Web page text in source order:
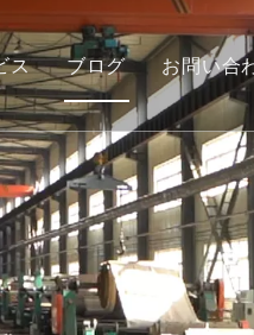
ス ブログ お問い合